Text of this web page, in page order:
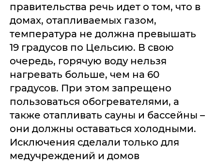
правительства речь идет о том, что в
домах, отапливаемых газом,
температура не должна превышать
19 градусов по Цельсию. В свою
очередь, горячую воду нельзя
нагревать больше, чем на 60
градусов. При этом запрещено
пользоваться обогревателями, а
также отапливать сауны и бассейны –
они должны оставаться холодными.
Исключения сделали только для
медучреждений и домов